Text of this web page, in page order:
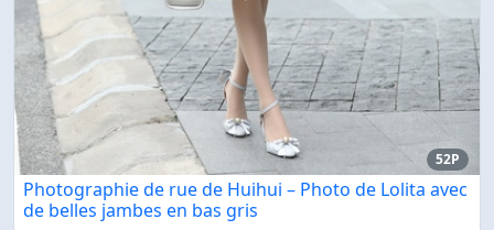
52P
Photographie de rue de Huihui – Photo de Lolita avec
de belles jambes en bas gris